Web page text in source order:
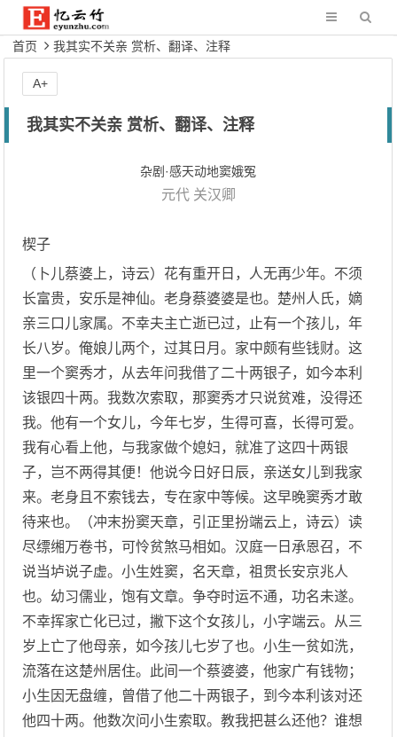
首页 我其实不关亲 赏析、翻译、注释
我其实不关亲 赏析、翻译、注释
杂剧·感天动地窦娥冤
元代 关汉卿
楔子
（卜儿蔡婆上，诗云）花有重开日，人无再少年。不须
长富贵，安乐是神仙。老身蔡婆婆是也。楚州人氏，嫡
亲三口儿家属。不幸夫主亡逝已过，止有一个孩儿，年
长八岁。俺娘儿两个，过其日月。家中颇有些钱财。这
里一个窦秀才，从去年问我借了二十两银子，如今本利
该银四十两。我数次索取，那窦秀才只说贫难，没得还
我。他有一个女儿，今年七岁，生得可喜，长得可爱。
我有心看上他，与我家做个媳妇，就准了这四十两银
子，岂不两得其便！他说今日好日辰，亲送女儿到我家
来。老身且不索钱去，专在家中等候。这早晚窦秀才敢
待来也。（冲末扮窦天章，引正里扮端云上，诗云）读
尽缥缃万卷书，可怜贫煞马相如。汉庭一日承恩召，不
说当垆说子虚。小生姓窦，名天章，祖贯长安京兆人
也。幼习儒业，饱有文章。争夺时运不通，功名未遂。
不幸挥家亡化已过，撇下这个女孩儿，小字端云。从三
岁上亡了他母亲，如今孩儿七岁了也。小生一贫如洗，
流落在这楚州居住。此间一个蔡婆婆，他家广有钱物；
小生因无盘缠，曾借了他二十两银子，到今本利该对还
他四十两。他数次问小生索取。教我把甚么还他？谁想
A+